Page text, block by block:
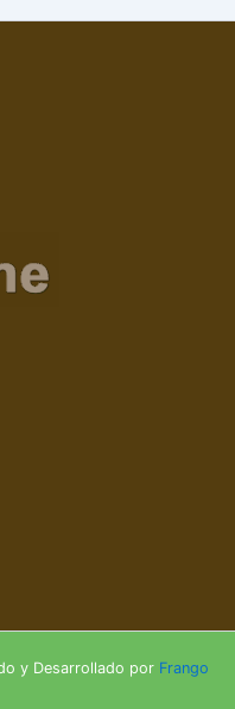
y Desarrollado por Frango